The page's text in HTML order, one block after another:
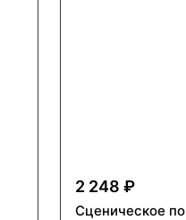
2 248 ₽
Сценическое